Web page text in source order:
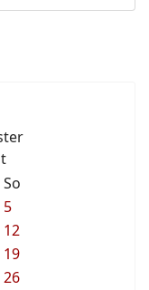
So
5
12
19
26